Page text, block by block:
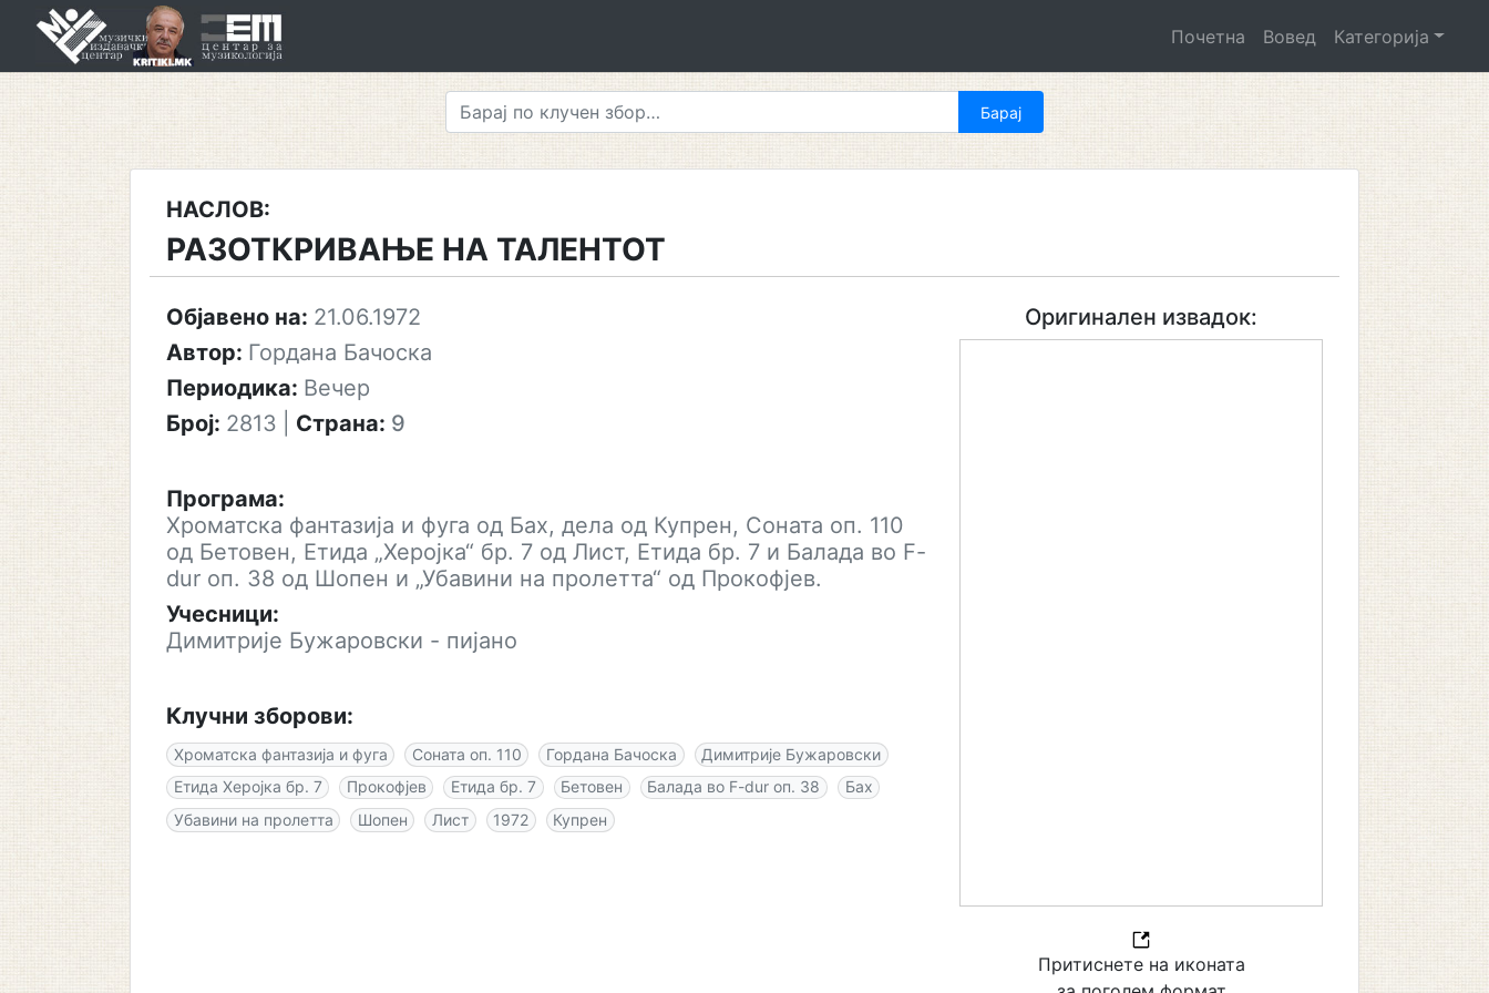
Почетна Вовед Категорија
НАСЛОВ:
РАЗОТКРИВАЊЕ НА ТАЛЕНТОТ
Објавено на: 21.06.1972
Автор: Гордана Бачоска
Периодика: Вечер
Број: 2813 Страна: 9
Програма:
Хроматска фантазија и фуга од Бах, дела од Купрен, Соната оп. 110
од Бетовен, Етида „Херојка“ бр. 7 од Лист, Етида бр. 7 и Балада во F-
dur оп. 38 од Шопен и „Убавини на пролетта“ од Прокофјев.
Учесници:
Димитрије Бужаровски - пијано
Клучни зборови:
Хроматска фантазија и фуга Соната оп. 110 Гордана Бачоска
Димитрије Бужаровски
Етида Херојка бр. 7
Прокофјев Етида бр. 7 Бетовен Балада во F-dur оп. 38
Бах
Убавини на пролетта
Шопен Лист 1972 Купрен
Оригинален извадок:
Притиснете на иконата